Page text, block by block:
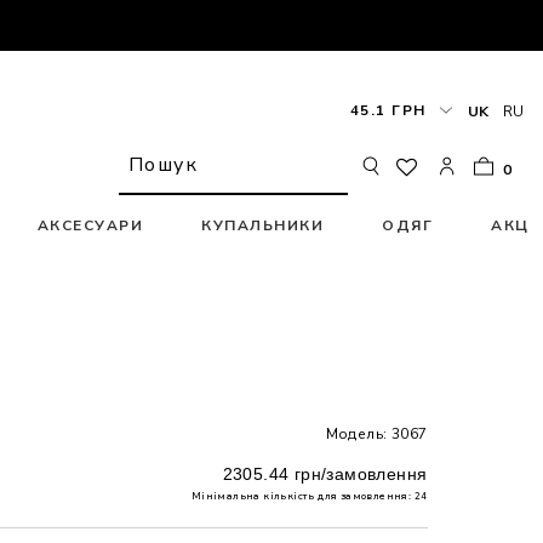
45.1 ГРН UK RU
0
АКСЕСУАРИ КУПАЛЬНИКИ ОДЯГ
Модель: 3067
2305.44 грн/замовлення
Мінімальна кількість для замовлення: 24